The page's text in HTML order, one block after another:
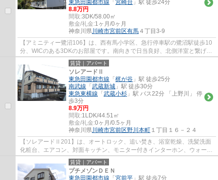
東急田園都市線 「 宮崎台 」駅 徒歩24分
8.8万円
間取:3DK/58.00㎡
敷金/礼金:1ヶ月/0ヶ月
神奈川県川崎市宮前区有馬 ４丁目3-9
【アミニティー鷺沼106】は、西有馬小学区、急行停車駅の鷺沼駅徒歩10
分、WICのある3DKのお部屋です。南向きで日当良好、北側洋室と繋げて
約14帖のLDKとしてもOK。自転車・バイクの駐...
賃貸｜アパート
ソレアードⅡ
東急田園都市線 「 梶が谷 」駅 徒歩25分
南武線 「 武蔵新城 」駅 徒歩30分
東急東横線 「 武蔵小杉 」駅 バス22分 「上野川」 停
歩3分
8.9万円
間取:1LDK/44.51㎡
敷金/礼金:0ヶ月/0.5ヶ月
神奈川県川崎市宮前区野川本町 １丁目１６－２４
【ソレアードⅡ201】は、オートロック、追い焚き、浴室乾燥、洗髪洗面
化粧台、エアコン、対面キッチン、モニター付きインターホン、ウォーク
インクローゼットなど設備充実の1LDK。1階部...
賃貸｜アパート
プチメゾンＤＥＮ
東急田園都市線 「 宮前平 」駅 徒歩7分